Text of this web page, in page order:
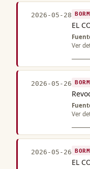
2026-05-28
EL
Ver
2026-05-26
Ver
2026-05-26
EL